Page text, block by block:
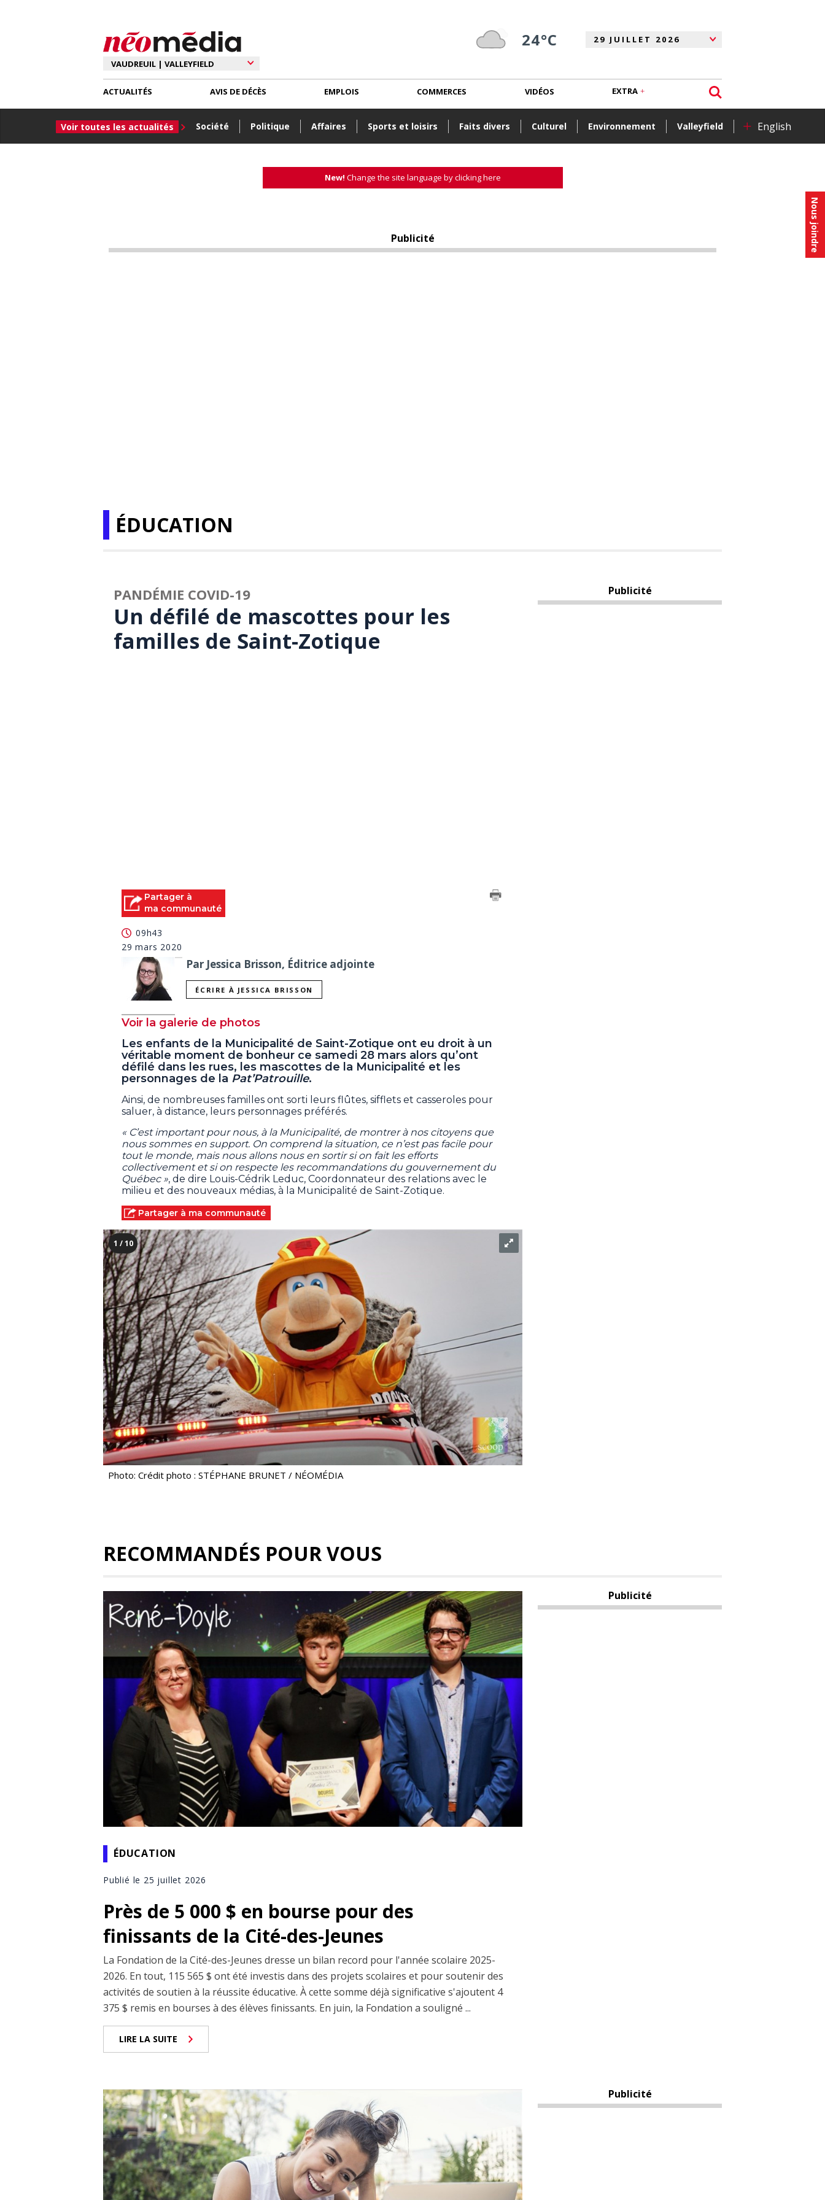
Nous joindre
24°C
ACTUALITÉS
Voir toutes les actualités Société Politique Affaires Sports et loisirs Faits divers Culturel Environnement Valleyfield + English
AVIS DE DÉCÈS EMPLOIS COMMERCES VIDÉOS EXTRA
New! Change the site language by clicking here
Publicité
ÉDUCATION
PANDÉMIE COVID-19
Un défilé de mascottes pour les
familles de Saint-Zotique
Partager à
ma communauté
09h43
29 mars 2020
Par Jessica Brisson, Éditrice adjointe
ÉCRIRE À JESSICA BRISSON
Voir la galerie de photos
Les enfants de la Municipalité de Saint-Zotique ont eu droit à un
véritable moment de bonheur ce samedi 28 mars alors qu’ont
défilé dans les rues, les mascottes de la Municipalité et les
personnages de la Pat’Patrouille.
Ainsi, de nombreuses familles ont sorti leurs flûtes, sifflets et casseroles pour
saluer, à distance, leurs personnages préférés.
« C’est important pour nous, à la Municipalité, de montrer à nos citoyens que
nous sommes en support. On comprend la situation, ce n’est pas facile pour
tout le monde, mais nous allons nous en sortir si on fait les efforts
collectivement et si on respecte les recommandations du gouvernement du
Québec », de dire Louis-Cédrik Leduc, Coordonnateur des relations avec le
milieu et des nouveaux médias, à la Municipalité de Saint-Zotique.
Partager à ma communauté
1 / 10
Photo: Crédit photo : STÉPHANE BRUNET / NÉOMÉDIA
Publicité
RECOMMANDÉS POUR VOUS
ÉDUCATION
Publié le 25 juillet 2026
Près de 5 000 $ en bourse pour des
finissants de la Cité-des-Jeunes
La Fondation de la Cité-des-Jeunes dresse un bilan record pour l'année scolaire 2025-
2026. En tout, 115 565 $ ont été investis dans des projets scolaires et pour soutenir des
activités de soutien à la réussite éducative. À cette somme déjà significative s'ajoutent 4
375 $ remis en bourses à des élèves finissants. En juin, la Fondation a souligné ...
LIRE LA SUITE
Publicité
Publicité